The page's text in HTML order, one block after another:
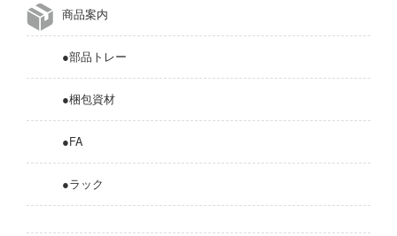
商品案内
●部品トレー
●梱包資材
●FA
●ラック